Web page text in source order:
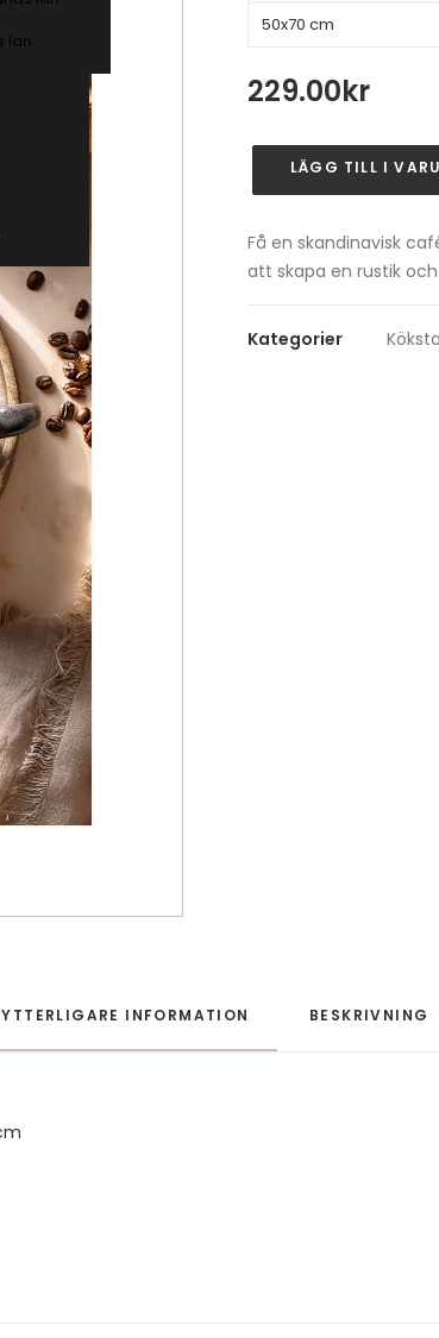
län
229.00kr
Croissant
&
Poster
mängd
LÄGG TILL I
Få en skandinavisk
att skapa en rustik och
Kategorier
YTTERLIGARE INFORMATION BESKRIVNING